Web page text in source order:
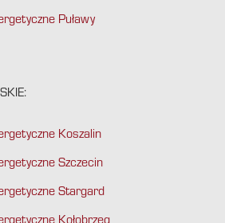
Puławy
Koszalin
Szczecin
Stargard